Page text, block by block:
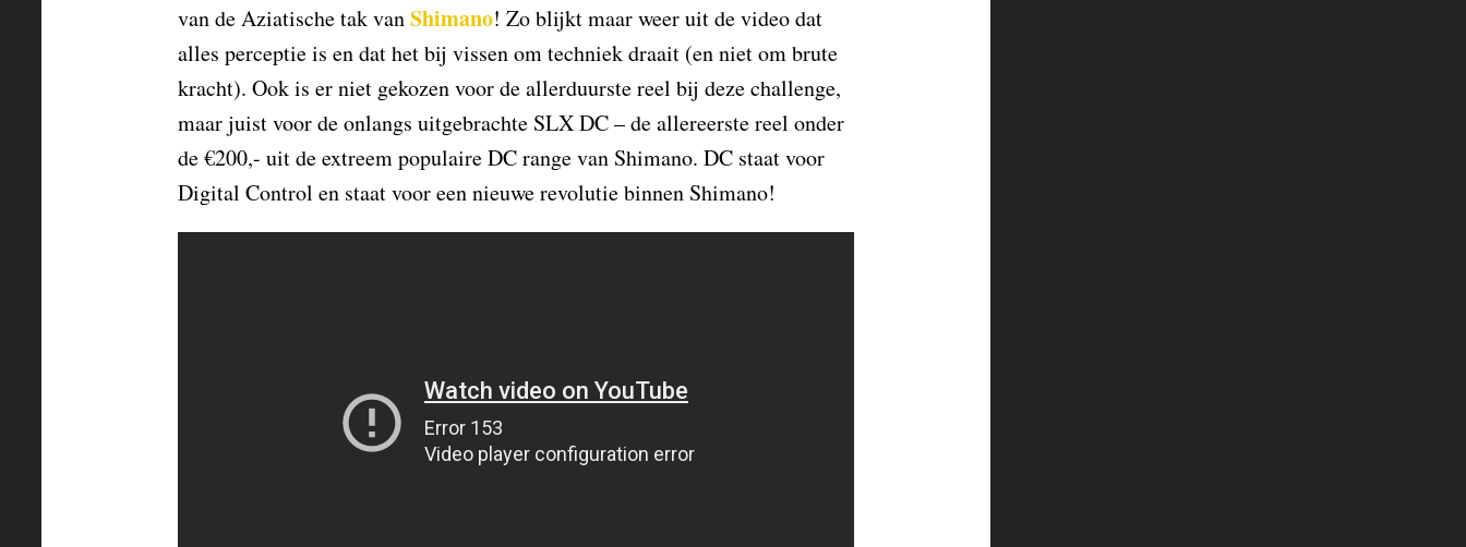
van de Aziatische tak vanShimano!Zo blijkt maar weer uit de video dat
alles perceptie is en dat het bij vissen om techniek draait (en niet om brute
kracht). Ook is er niet gekozen voor de allerduurste reel bij deze challenge,
maar juist voor de onlangs uitgebrachte SLX DC – de allereerste reel onder
de €200,- uit de extreem populaire DC range van Shimano. DC staat voor
Digital Control en staat voor een nieuwe revolutie binnen Shimano!